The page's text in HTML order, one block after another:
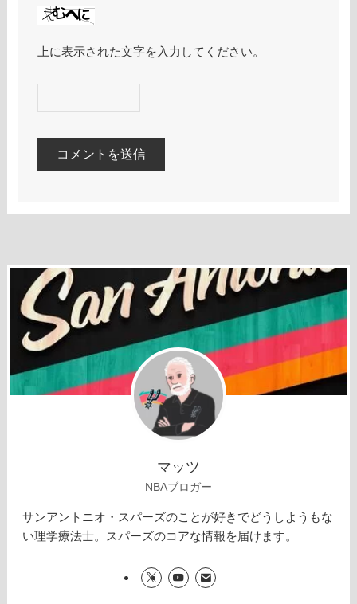
上に表示された文字を入力してください。
マッツ
NBAブロガー
サンアントニオ・スパーズのことが好きでどうしようもな
い理学療法士。スパーズのコアな情報を届けます。